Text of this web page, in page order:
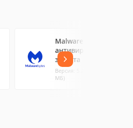
Malwarebytes
антивирус &
защита
Версия: 5.27.0+5 (33.23
МБ)